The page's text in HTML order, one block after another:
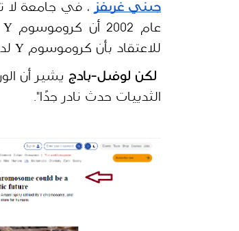
جيني غريفز
للاعتقاد بأن كروموسوم Y لدينا أكثر صلابة من كروموسوم الجرذ الشوكي"،
لكن لوفيل-بادج
الثدييات حدث نادر جدًا".